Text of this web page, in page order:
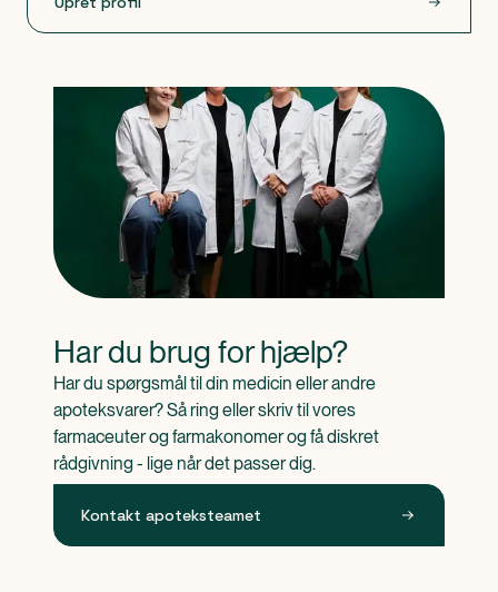
Har du brug for hjælp?
Har du spørgsmål til din medicin eller andre
apoteksvarer? Så ring eller skriv til vores
farmaceuter og farmakonomer og få diskret
rådgivning - lige når det passer dig.
Kontakt apoteksteamet